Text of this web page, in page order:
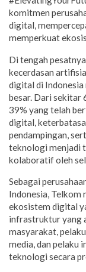
komitmen
digital,
memperkuat
Di tengah
kecerdasan
digital di
besar. Dari sekitar
39% yang telah
digital,
pendampingan,
teknologi menjadi
kolaboratif oleh
Sebagai
Indonesia, Telkom
ekosistem digital
infrastruktur yang
masyarakat,
media, dan pelaku
teknologi secara